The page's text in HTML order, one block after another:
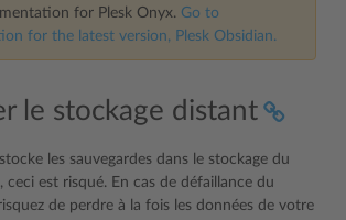
for Plesk Onyx. Go to
for the latest version, Plesk Obsidian.
le stockage distant
les sauvegardes dans le stockage du
ceci est risqué. En cas de défaillance du
de perdre à la fois les données de votre